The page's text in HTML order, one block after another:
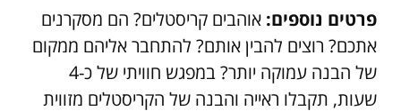
פרטים נוספים: אוהבים קריסטלים? הם מסקרנים
אתכם? רוצים להבין אותם? להתחבר אליהם ממקום
של הבנה עמוקה יותר? במפגש חוויתי של כ-4
שעות, תקבלו ראייה והבנה של הקריסטלים מזווית